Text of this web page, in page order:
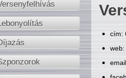
cím:
web: